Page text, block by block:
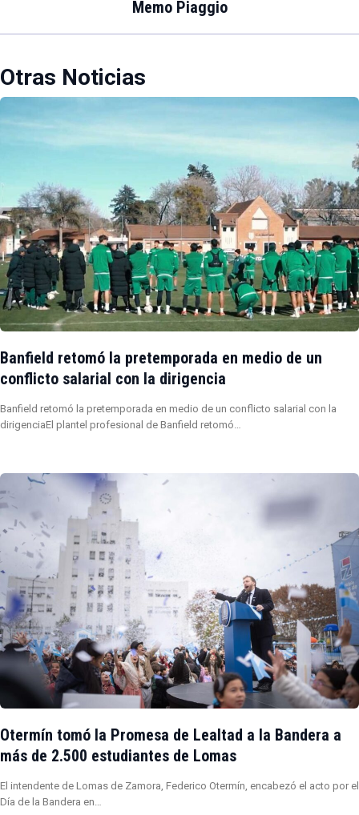
Memo Piaggio
Otras Noticias
Banfield retomó la pretemporada en medio de un
conflicto salarial con la dirigencia
Banfield retomó la pretemporada en medio de un conflicto salarial con la
dirigenciaEl plantel profesional de Banfield retomó…
Otermín tomó la Promesa de Lealtad a la Bandera a
más de 2.500 estudiantes de Lomas
El intendente de Lomas de Zamora, Federico Otermín, encabezó el acto por el
Día de la Bandera en…